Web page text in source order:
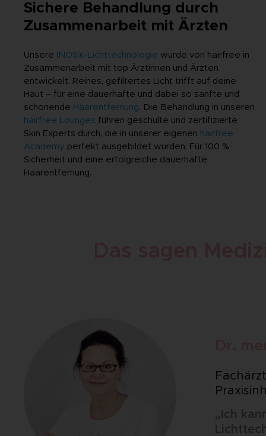
Sichere Behandlung durch
Zusammenarbeit mit Ärzten
Unsere INOS®-Lichttechnologie wurde von hairfree in
Zusammenarbeit mit top Ärztinnen und Ärzten
entwickelt. Reines, gefiltertes Licht trifft auf deine
Haut – für eine dauerhafte und dabei so sanfte und
schonende Haarentfernung. Die Behandlung in unseren
hairfree Lounges führen geschulte und zertifizierte
Skin Experts durch, die in unserer eigenen hairfree
Academy perfekt ausgebildet wurden. Für 100 %
Sicherheit und eine erfolgreiche dauerhafte
Haarentfernung.
„Ich